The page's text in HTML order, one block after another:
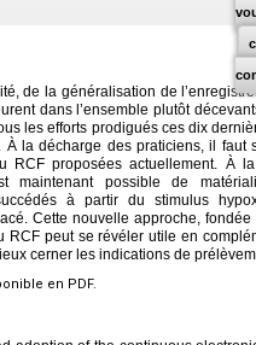
de la généralisation de
dans l’ensemble plutôt
les efforts prodigués ces dix
la décharge des praticiens, il faut
RCF proposées actuellement. À
possible de
à partir du stimulus
Cette nouvelle approche,
RCF peut se révéler utile en
cerner les indications de
en PDF.